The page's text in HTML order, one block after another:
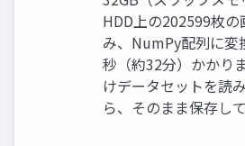
HDD上の202599枚の
み、NumPy配列に変
秒（約32分）かかり
けデータセットを読
ら、そのまま保存し